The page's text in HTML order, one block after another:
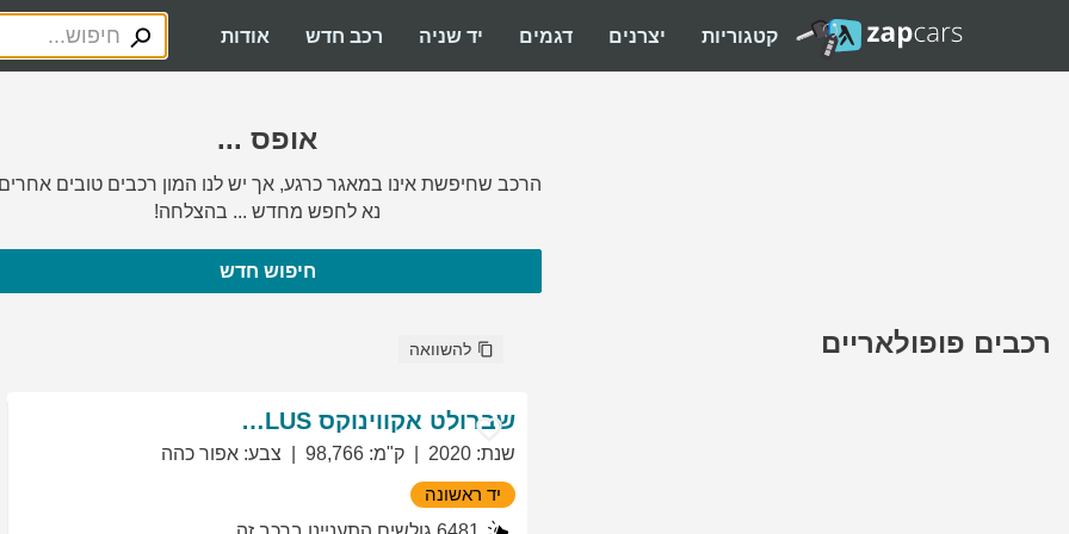
קטגוריות יצרנים דגמים יד שניה רכב חדש אודות
אופס ...
הרכב שחיפשת אינו במאגר כרגע, אך יש לנו המון רכבים טובים
נא לחפש מחדש ... בהצלחה!
חיפוש חדש
רכבים פופולאריים להשוואה
שברולט אקווינוקס LT PLUS
שנת:
2020 ק"מ:
98,766 צבע: אפור כהה
יד ראשונה